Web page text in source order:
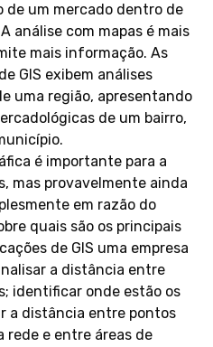
de um mercado dentro de
análise com mapas é mais
mais informação. As
GIS exibem análises
uma região, apresentando
de um bairro,
é importante para a
mas provavelmente ainda
em razão do
quais são os principais
de GIS uma empresa
a distância entre
identificar onde estão os
a distância entre pontos
rede e entre áreas de